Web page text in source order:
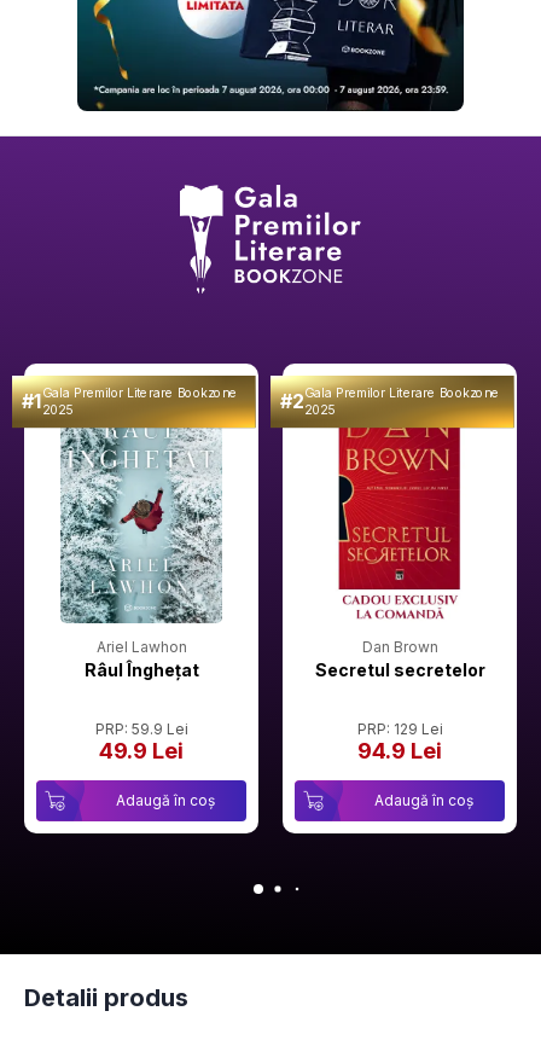
#1Gala Premilor Literare Bookzone
2025
Ariel Lawhon
Râul Înghețat
PRP: 59.9 Lei
49.9 Lei
Adaugă în coș
#2Gala Premilor Literare Bookzone
2025
Dan Brown
Secretul secretelor
PRP: 129 Lei
94.9 Lei
Adaugă în coș
Detalii produs